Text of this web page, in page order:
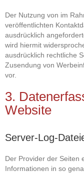
Der Nutzung von im
veröffentlichten
ausdrücklich
wird hiermit
ausdrücklich rechtliche
Zusendung von
vor.
3.
Website
Server-Log-
Der Provider der Seiten
Informationen in so